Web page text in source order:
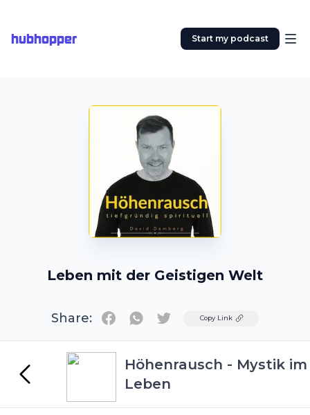
hubhopper Start my podcast
Leben mit der Geistigen Welt
Share: TwitterCopy Link
Höhenrausch - Mystik im
Leben